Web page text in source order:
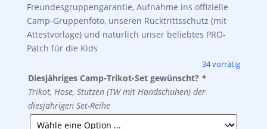
Freundesgruppengarantie, Aufnahme ins offizielle
Camp-Gruppenfoto, unseren Rücktrittsschutz (mit
Attestvorlage) und natürlich unser beliebtes PRO-
Patch für die Kids
34 vorrätig
Diesjähriges Camp-Trikot-Set gewünscht? *
Trikot, Hose, Stutzen (TW mit Handschuhen) der
diesjährigen Set-Reihe